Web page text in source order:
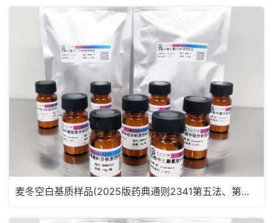
麦冬空白基质样品(2025版药典通则2341第五法、第六法)MRM2181